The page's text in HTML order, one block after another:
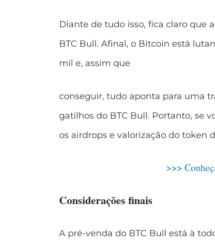
Diante de tudo isso, fica claro que
BTC Bull. Afinal, o Bitcoin está
mil e, assim que
conseguir, tudo aponta para uma
gatilhos do BTC Bull. Portanto, se
os airdrops e valorização do token
>>>
Considerações finais
A pré-venda do BTC Bull está à